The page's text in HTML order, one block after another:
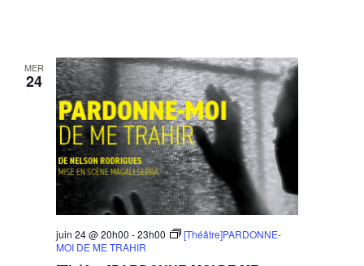
MER
24
juin 24 @ 20h00 -23h00
[Théâtre]PARDONNE-
MOI DE ME TRAHIR